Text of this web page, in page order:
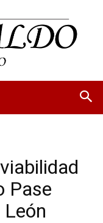
Pase